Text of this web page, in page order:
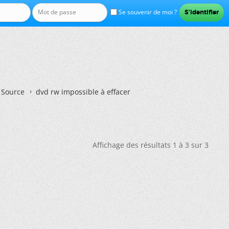
Se souvenir de moi ?
dvd rw impossible à effacer
Affichage des résultats 1 à 3 sur 3